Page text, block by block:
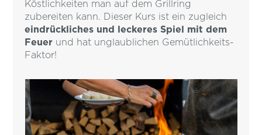
Köstlichkeiten man auf dem Grillring
zubereiten kann. Dieser Kurs ist ein zugleich
eindrückliches und leckeres Spiel mit dem
Feuer und hat unglaublichen Gemütlichkeits-
Faktor!